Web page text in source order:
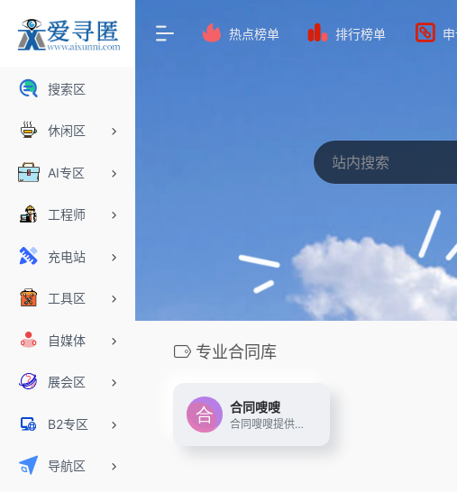
搜索区
休闲区
AI专区
工程师
充电站
工具区
自媒体
展会区
B2专区
导航区
热点榜单 排行榜单
专业合同库
合同嗖嗖
合同嗖嗖提供海量合同模板下载,输入关键词AI生成更贴合实际需求的专业合同